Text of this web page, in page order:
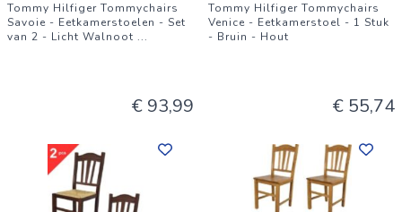
Tommy Hilfiger Tommychairs
Savoie - Eetkamerstoelen - Set
van 2 - Licht Walnoot ...
€ 93,99
Tommy Hilfiger Tommychairs
Venice - Eetkamerstoel - 1 Stuk
- Bruin - Hout
€ 55,74